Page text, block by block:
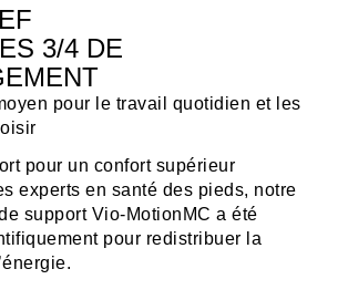
3/4 DE
pour le travail quotidien et les
pour un confort supérieur
experts en santé des pieds, notre
support Vio-MotionMC a été
pour redistribuer la